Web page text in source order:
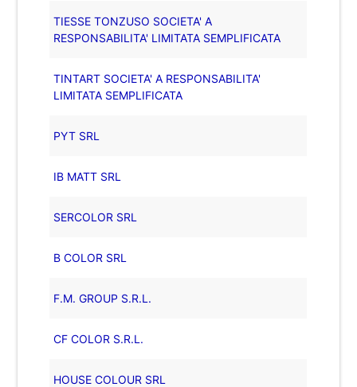
TIESSE TONZUSO SOCIETA' A
RESPONSABILITA' LIMITATA SEMPLIFICATA
TINTART SOCIETA' A RESPONSABILITA'
LIMITATA SEMPLIFICATA
PYT SRL
IB MATT SRL
SERCOLOR SRL
B COLOR SRL
F.M. GROUP S.R.L.
CF COLOR S.R.L.
HOUSE COLOUR SRL